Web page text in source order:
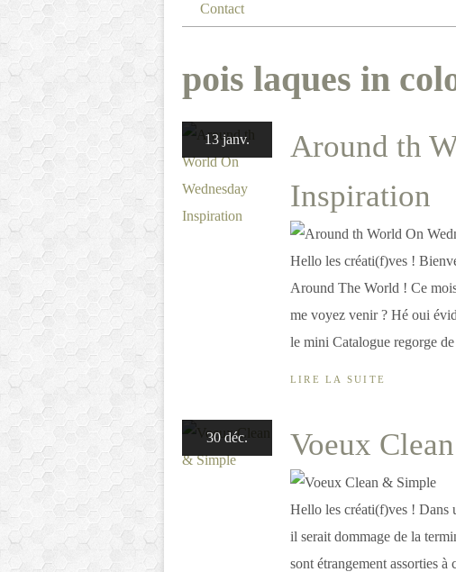
Contact
pois laques in
13 janv.
Around th
Inspiration
Hello les créati(f)ves !
Around The World ! Ce
me voyez venir ? Hé oui
le mini Catalogue regorge
LIRE LA SUITE
30 déc. Voeux
Hello les créati(f)ves ! Dans
il serait dommage de la
sont étrangement assorties